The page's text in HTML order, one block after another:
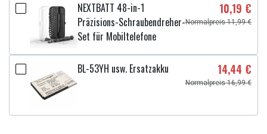
NEXTBATT 48-in-1
Präzisions-Schraubendreher-
Set für Mobiltelefone
10,19 €
Normalpreis 11,99 €
BL-53YH usw. Ersatzakku 14,44 €
Normalpreis 16,99 €